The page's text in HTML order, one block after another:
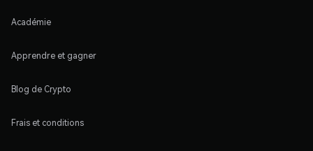
Académie
Apprendre et gagner
Blog de Crypto
Frais et conditions